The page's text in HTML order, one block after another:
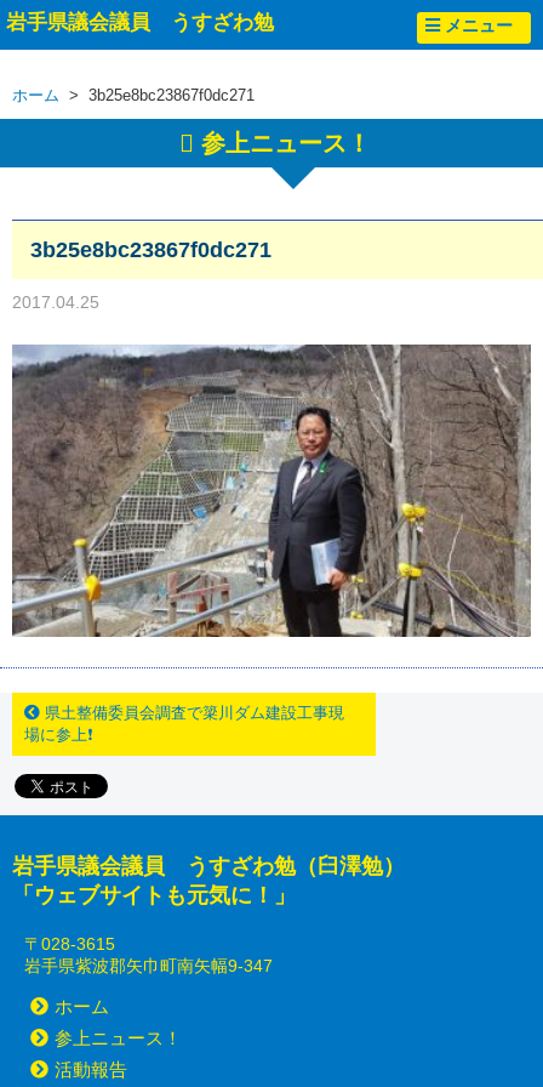
岩手県議会議員 うすざわ勉 メニュー
ホーム > 3b25e8bc23867f0dc271
参上ニュース！
3b25e8bc23867f0dc271
2017.04.25
県土整備委員会調査で簗川ダム建設工事現
場に参上❗
岩手県議会議員 うすざわ勉（臼澤勉）
「ウェブサイトも元気に！」
〒028-3615
岩手県紫波郡矢巾町南矢幅9-347
ホーム
参上ニュース！
活動報告